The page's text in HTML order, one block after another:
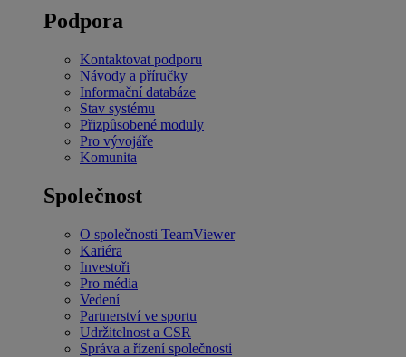
Podpora
Kontaktovat podporu
Návody a příručky
Informační databáze
Stav systému
Přizpůsobené moduly
Pro vývojáře
Komunita
Společnost
O společnosti TeamViewer
Kariéra
Investoři
Pro média
Vedení
Partnerství ve sportu
Udržitelnost a CSR
Správa a řízení společnosti